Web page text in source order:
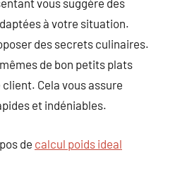
vous suggère des
à votre situation.
des secrets culinaires.
de bon petits plats
Cela vous assure
et indéniables.
de calcul poids ideal